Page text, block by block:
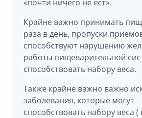
«почти ничего не ест».
Крайне важно принимать
раза в день, пропуски
способствуют нарушению
работы пищеварительной
способствовать набору веса.
Также крайне важно важно
заболевания, которые могут
способствовать набору веса